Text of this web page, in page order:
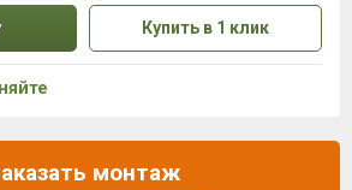
Купить в 1 клик
монтаж